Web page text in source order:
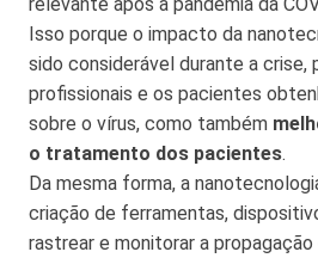
Isso porque o impacto da
sido considerável durante a crise,
profissionais e os pacientes
sobre o vírus, como também
o tratamento dos pacientes.
Da mesma forma, a
criação de ferramentas,
rastrear e monitorar a